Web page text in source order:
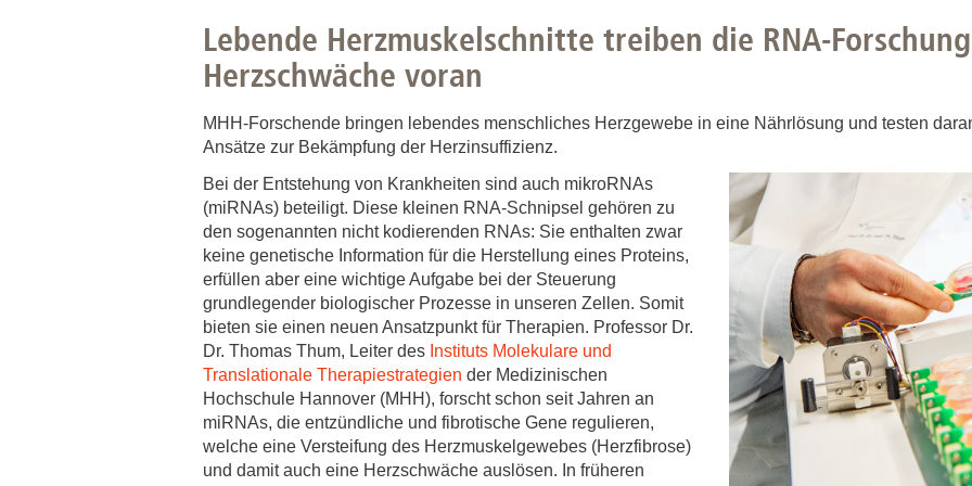
Akademische Karriereentwicklung
Ansprechpersonen
Hannover Biomedical Research School (HBRS)
Für Postdoktorand:innen
Forschungsinformationssystem
Dekanin für Forschung und Transfer und
Forschungskommission
Gute wissenschaftliche Praxis
GWP-Kommission
Ombudswesen und Ombudsperson
Lebende Herzmuskelschnitte treiben die RNA-
Herzschwäche voran
MHH-Forschende bringen lebendes menschliches Herzgewebe in eine Nährlösung und testen
Ansätze zur Bekämpfung der Herzinsuffizienz.
Bei der Entstehung von Krankheiten sind auch mikroRNAs
(miRNAs) beteiligt. Diese kleinen RNA-Schnipsel gehören zu
den sogenannten nicht kodierenden RNAs: Sie enthalten zwar
keine genetische Information für die Herstellung eines Proteins,
erfüllen aber eine wichtige Aufgabe bei der Steuerung
grundlegender biologischer Prozesse in unseren Zellen. Somit
bieten sie einen neuen Ansatzpunkt für Therapien. Professor Dr.
Dr. Thomas Thum, Leiter des Instituts Molekulare und
Translationale Therapiestrategien der Medizinischen
Hochschule Hannover (MHH), forscht schon seit Jahren an
miRNAs, die entzündliche und fibrotische Gene regulieren,
welche eine Versteifung des Herzmuskelgewebes (Herzfibrose)
und damit auch eine Herzschwäche auslösen. In früheren